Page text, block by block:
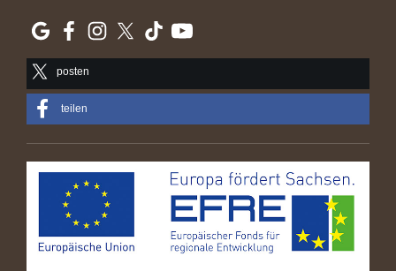
posten
teilen